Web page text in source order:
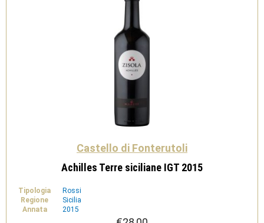
Castello di Fonterutoli
Achilles Terre siciliane IGT 2015
Tipologia
Rossi
Regione
Sicilia
Annata
2015